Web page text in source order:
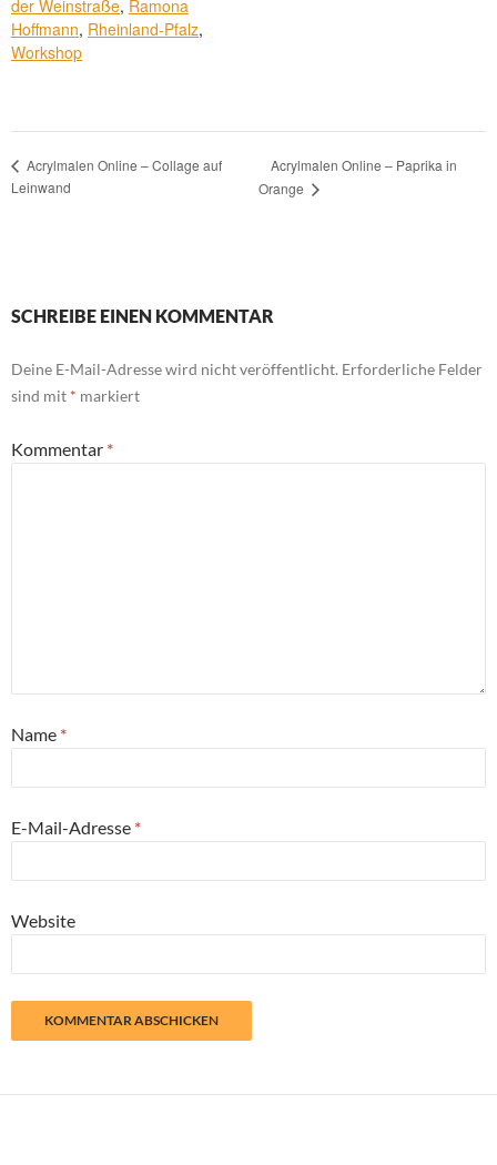
der Weinstraße, Ramona
Hoffmann, Rheinland-Pfalz,
Workshop
Acrylmalen Online – Collage auf
Leinwand
Acrylmalen Online – Paprika in
Orange
SCHREIBE EINEN KOMMENTAR
Deine E-Mail-Adresse wird nicht veröffentlicht. Erforderliche Felder
sind mit * markiert
Kommentar *
Name *
E-Mail-Adresse *
Website